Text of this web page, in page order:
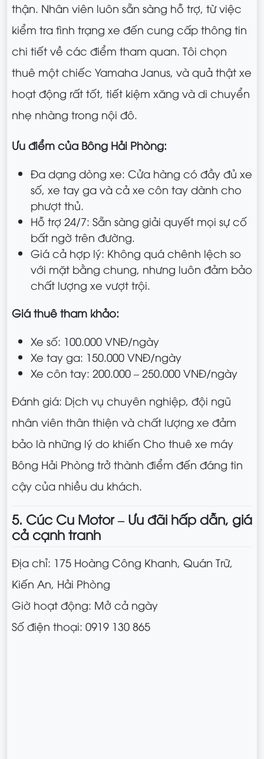
thận. Nhân viên luôn sẵn sàng hỗ trợ, từ việc
kiểm tra tình trạng xe đến cung cấp thông tin
chi tiết về các điểm tham quan. Tôi chọn
thuê một chiếc Yamaha Janus, và quả thật xe
hoạt động rất tốt, tiết kiệm xăng và di chuyển
nhẹ nhàng trong nội đô.
Ưu điểm của Bông Hải Phòng:
Đa dạng dòng xe: Cửa hàng có đầy đủ xe
số, xe tay ga và cả xe côn tay dành cho
phượt thủ.
Hỗ trợ 24/7: Sẵn sàng giải quyết mọi sự cố
bất ngờ trên đường.
Giá cả hợp lý: Không quá chênh lệch so
với mặt bằng chung, nhưng luôn đảm bảo
chất lượng xe vượt trội.
Giá thuê tham khảo:
Xe số: 100.000 VNĐ/ngày
Xe tay ga: 150.000 VNĐ/ngày
Xe côn tay: 200.000 – 250.000 VNĐ/ngày
Đánh giá: Dịch vụ chuyên nghiệp, đội ngũ
nhân viên thân thiện và chất lượng xe đảm
bảo là những lý do khiến Cho thuê xe máy
Bông Hải Phòng trở thành điểm đến đáng tin
cậy của nhiều du khách.
5. Cúc Cu Motor – Ưu đãi hấp dẫn, giá
cả cạnh tranh
Địa chỉ: 175 Hoàng Công Khanh, Quán Trữ,
Kiến An, Hải Phòng
Giờ hoạt động: Mở cả ngày
Số điện thoại: 0919 130 865